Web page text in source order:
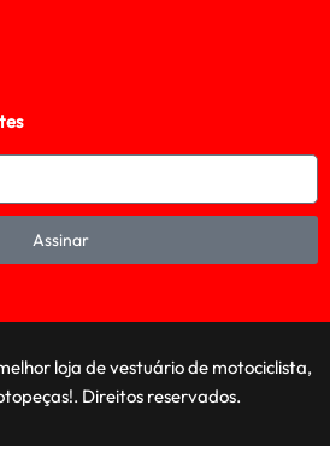
Assinar
loja de vestuário de motociclista,
Direitos reservados.